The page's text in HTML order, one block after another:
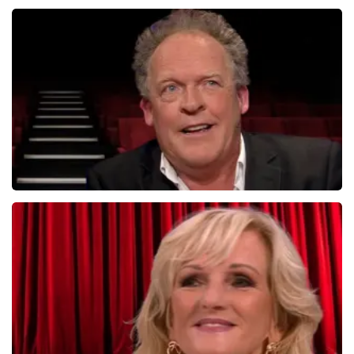
280+reviews
reviews